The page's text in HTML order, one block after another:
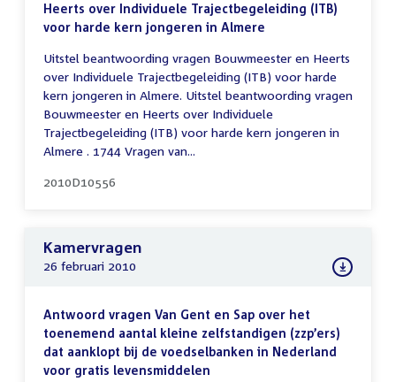
Heerts over Individuele Trajectbegeleiding (ITB)
voor harde kern jongeren in Almere
Uitstel beantwoording vragen Bouwmeester en Heerts
over Individuele Trajectbegeleiding (ITB) voor harde
kern jongeren in Almere. Uitstel beantwoording vragen
Bouwmeester en Heerts over Individuele
Trajectbegeleiding (ITB) voor harde kern jongeren in
Almere . 1744 Vragen van...
2010D10556
Kamervragen
26 februari 2010
Antwoord vragen Van Gent en Sap over het
toenemend aantal kleine zelfstandigen (zzp’ers)
dat aanklopt bij de voedselbanken in Nederland
voor gratis levensmiddelen